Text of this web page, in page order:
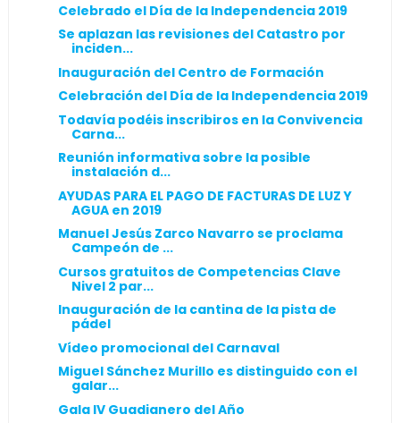
Celebrado el Día de la Independencia 2019
Se aplazan las revisiones del Catastro por
inciden...
Inauguración del Centro de Formación
Celebración del Día de la Independencia 2019
Todavía podéis inscribiros en la Convivencia
Carna...
Reunión informativa sobre la posible
instalación d...
AYUDAS PARA EL PAGO DE FACTURAS DE LUZ Y
AGUA en 2019
Manuel Jesús Zarco Navarro se proclama
Campeón de ...
Cursos gratuitos de Competencias Clave
Nivel 2 par...
Inauguración de la cantina de la pista de
pádel
Vídeo promocional del Carnaval
Miguel Sánchez Murillo es distinguido con el
galar...
Gala IV Guadianero del Año